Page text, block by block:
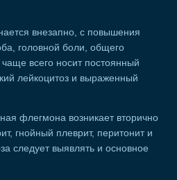
внезапно, с повышения
головной боли, общего
всего носит постоянный
лейкоцитоз и выраженный
флегмона возникает вторично
гнойный плеврит, перитонит и
следует выявлять и основное